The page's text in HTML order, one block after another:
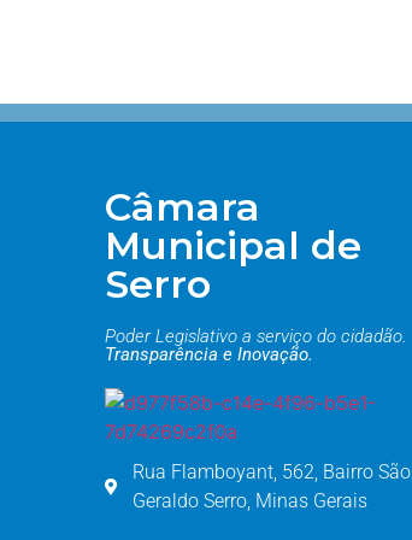
Câmara
Municipal de
Serro
Poder Legislativo a serviço do cidadão.
Transparência e Inovação.
Rua Flamboyant, 562, Bairro São
Geraldo Serro, Minas Gerais